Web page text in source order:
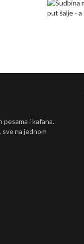
i kafana.
sve na jednom